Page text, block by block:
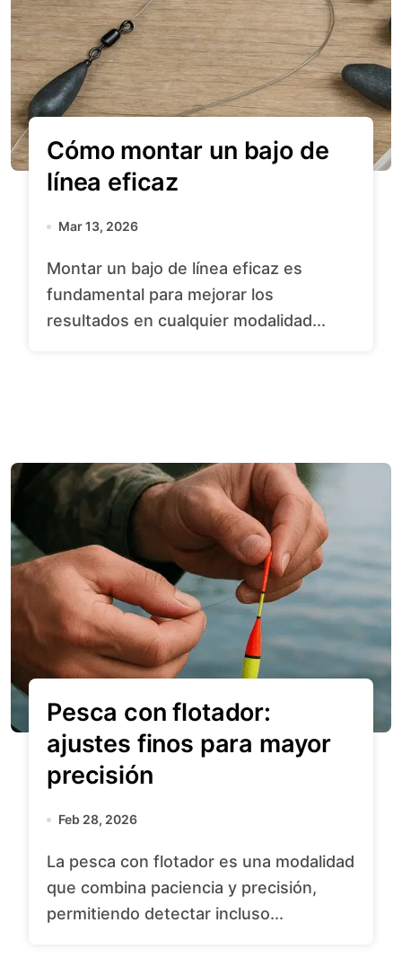
Cómo montar un bajo de
línea eficaz
Mar 13, 2026
Montar un bajo de línea eficaz es
fundamental para mejorar los
resultados en cualquier modalidad...
Pesca con flotador:
ajustes finos para mayor
precisión
Feb 28, 2026
La pesca con flotador es una modalidad
que combina paciencia y precisión,
permitiendo detectar incluso...